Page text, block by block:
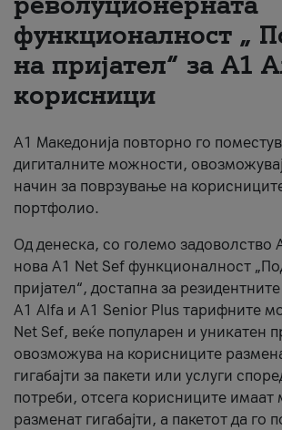
За нас
#ПодобарОнлајн
функционалност „
на пријател“ за А1
корисници
А1 Македонија повторно го
дигиталните можности,
начин за поврзување на
портфолио.
Од денеска, со големо задоволство
нова A1 Net Sef функционалност
пријател“, достапна за
А1 Alfa и A1 Senior Plus тарифните
Net Sef, веќе популарен и уникатен
овозможува на корисниците
гигабајти за пакети или услуги
потреби, отсега корисниците имаат
разменат гигабајти, а пакетот да го